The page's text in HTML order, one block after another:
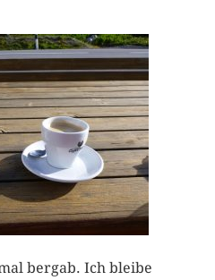
bergab. Ich bleibe